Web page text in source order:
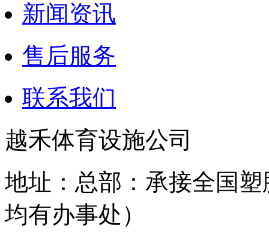
新闻资讯
售后服务
联系我们
越禾体育设施公司
地址：总部：承接全国
均有办事处）